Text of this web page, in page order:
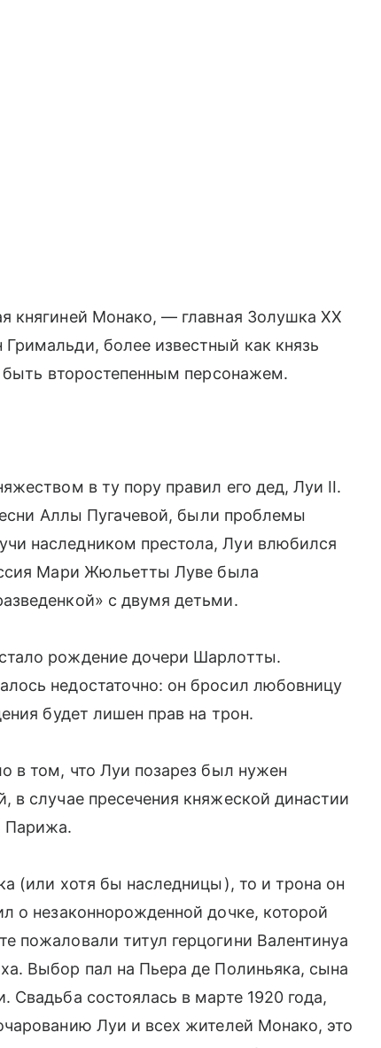
княгиней Монако, — главная Золушка XX
более известный как князь
второстепенным персонажем.
в ту пору правил его дед, Луи II.
Аллы Пугачевой, были проблемы
наследником престола, Луи влюбился
Мари Жюльетты Луве была
с двумя детьми.
рождение дочери Шарлотты.
недостаточно: он бросил любовницу
будет лишен прав на трон.
в том, что Луи позарез был нужен
в случае пресечения княжеской династии
Парижа.
(или хотя бы наследницы), то и трона он
о незаконнорожденной дочке, которой
пожаловали титул герцогини Валентинуа
Выбор пал на Пьера де Полиньяка, сына
Свадьба состоялась в марте 1920 года,
Луи и всех жителей Монако, это